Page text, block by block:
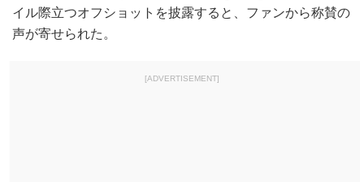
イル際立つオフショットを披露すると、ファンから称賛の
声が寄せられた。
[ADVERTISEMENT]